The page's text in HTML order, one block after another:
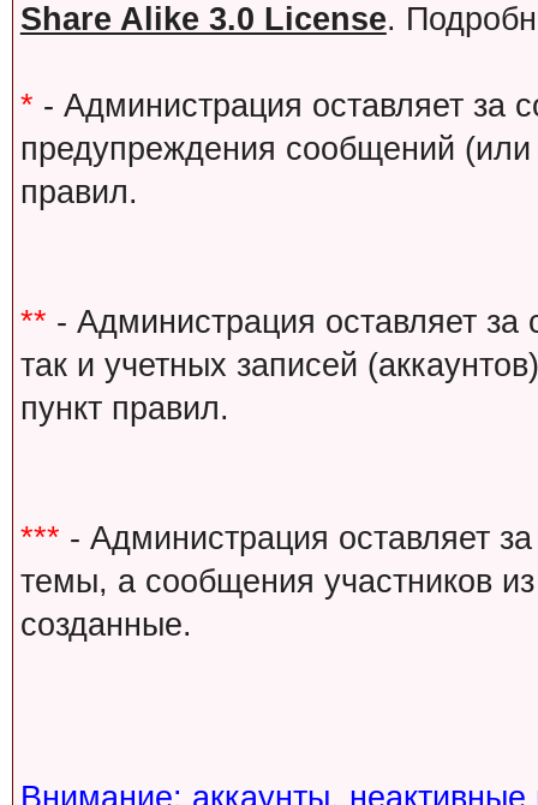
Share Alike 3.0 License.
* - Администрация оставляет за
предупреждения сообщений
правил.
** - Администрация оставляет
так и учетных записей
пункт правил.
*** - Администрация оставляет
темы, а сообщения участников
созданные.
Внимание: аккаунты,